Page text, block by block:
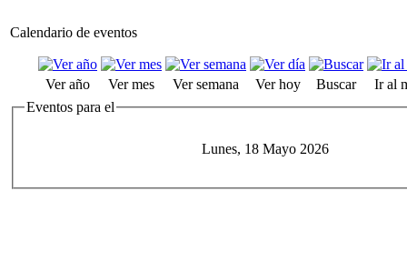
Calendario de eventos
Ver año Ver mes Ver semana Ver hoy Buscar
Ir al
Eventos para el
Lunes, 18 Mayo 2026